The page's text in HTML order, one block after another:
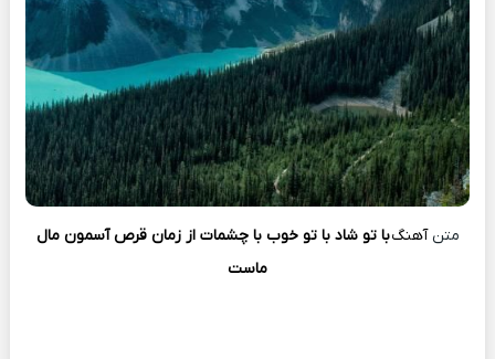
متنآهنگبا تو شاد با تو خوب با چشمات از زمان قرص آسمون مال
ماست